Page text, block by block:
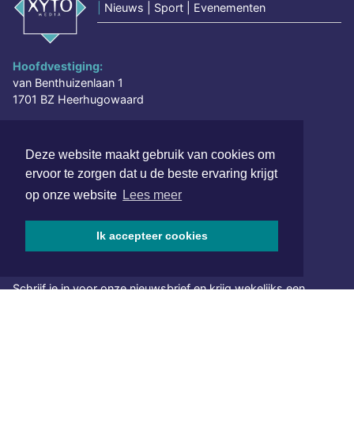
Deze website maakt gebruik van cookies om
ervoor te zorgen dat u de beste ervaring krijgt
op onze website Lees meer
Ik accepteer cookies
Nieuws | Sport | Evenementen
Hoofdvestiging:
van Benthuizenlaan 1
1701 BZ Heerhugowaard
redactie@xyto.nl
www.xyto.nl
SOCIAL MEDIA
Schrijf je in voor onze nieuwsbrief en krijg wekelijks een